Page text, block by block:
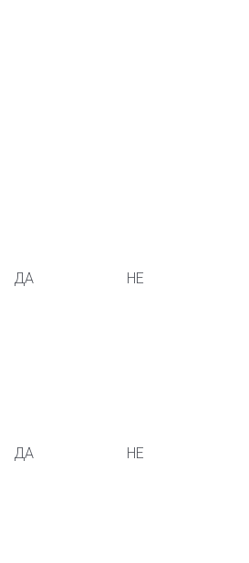
ДА НЕ
ДА НЕ